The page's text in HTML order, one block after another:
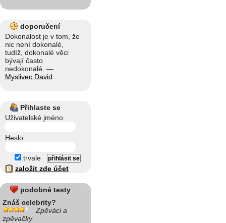
doporučení
Dokonalost je v tom, že
nic není dokonalé,
tudíž, dokonalé věci
bývají často
nedokonalé. —
Myslivec David
Přihlaste se
Uživatelské jméno
Heslo
trvale
založit zde účet
podobné testy
Znáš celebrity?
Zpěváci a
zpěvačky